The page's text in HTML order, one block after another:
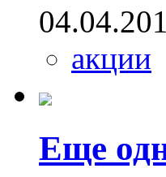
акции
Еще